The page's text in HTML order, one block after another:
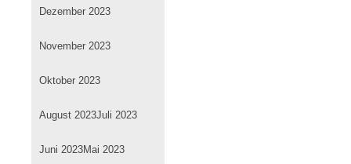
Dezember 2023
November 2023
Oktober 2023
August 2023Juli 2023
Juni 2023Mai 2023